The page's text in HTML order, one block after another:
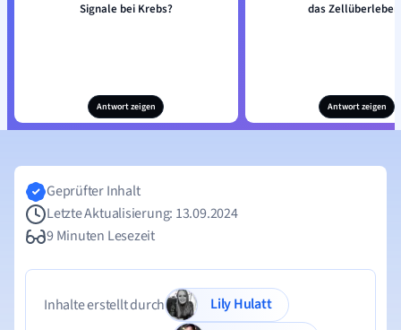
Signale bei Krebs?
Antwort zeigen
das
Antwort zeigen
Geprüfter Inhalt
Letzte Aktualisierung: 13.09.2024
9 Minuten Lesezeit
Inhalte erstellt durch
Lily Hulatt